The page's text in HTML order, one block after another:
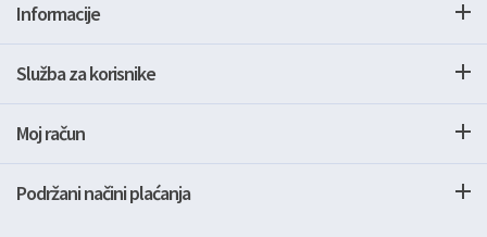
Informacije
Služba za korisnike
Moj račun
Podržani načini plaćanja